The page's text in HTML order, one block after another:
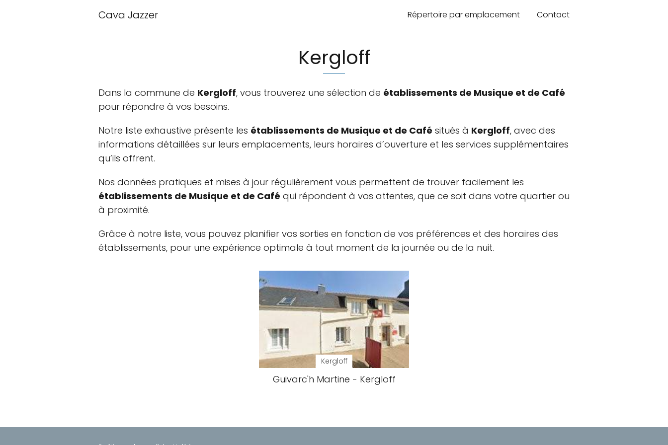
Cava Jazzer Répertoire par emplacement Contact
Kergloff
Dans la commune de Kergloff, vous trouverez une sélection de établissements de Musique et de Café
pour répondre à vos besoins.
Notre liste exhaustive présente les établissements de Musique et de Café situés à Kergloff, avec des
informations détaillées sur leurs emplacements, leurs horaires d’ouverture et les services supplémentaires
qu’ils offrent.
Nos données pratiques et mises à jour régulièrement vous permettent de trouver facilement les
établissements de Musique et de Café qui répondent à vos attentes, que ce soit dans votre quartier ou
à proximité.
Grâce à notre liste, vous pouvez planifier vos sorties en fonction de vos préférences et des horaires des
établissements, pour une expérience optimale à tout moment de la journée ou de la nuit.
Kergloff
Guivarc'h Martine - Kergloff